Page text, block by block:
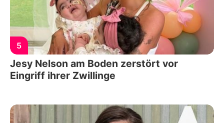
5
Jesy Nelson am Boden zerstört vor
Eingriff ihrer Zwillinge